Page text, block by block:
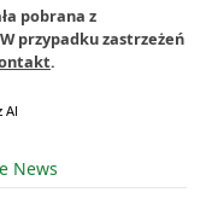
pobrana z
przypadku zastrzeżeń
.
News